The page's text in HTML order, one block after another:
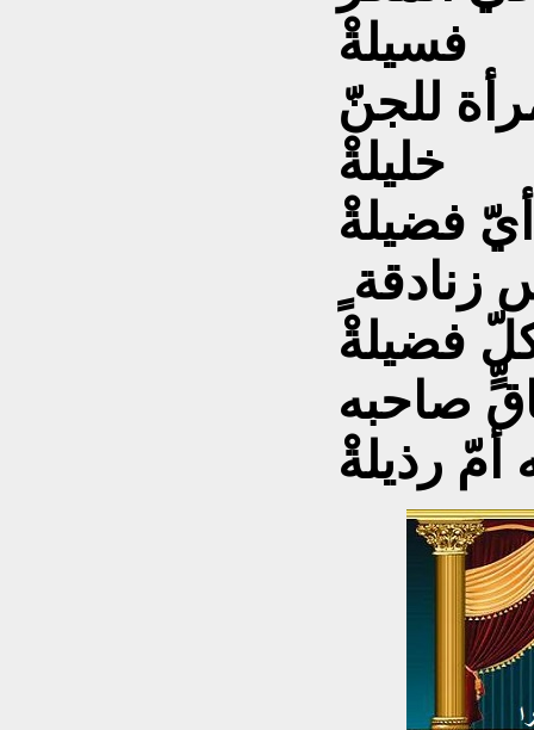
فسيلةْ
للجنّ
خليلةْ
فضيلةْ
زنادقة
فضيلةْ
صاحبه